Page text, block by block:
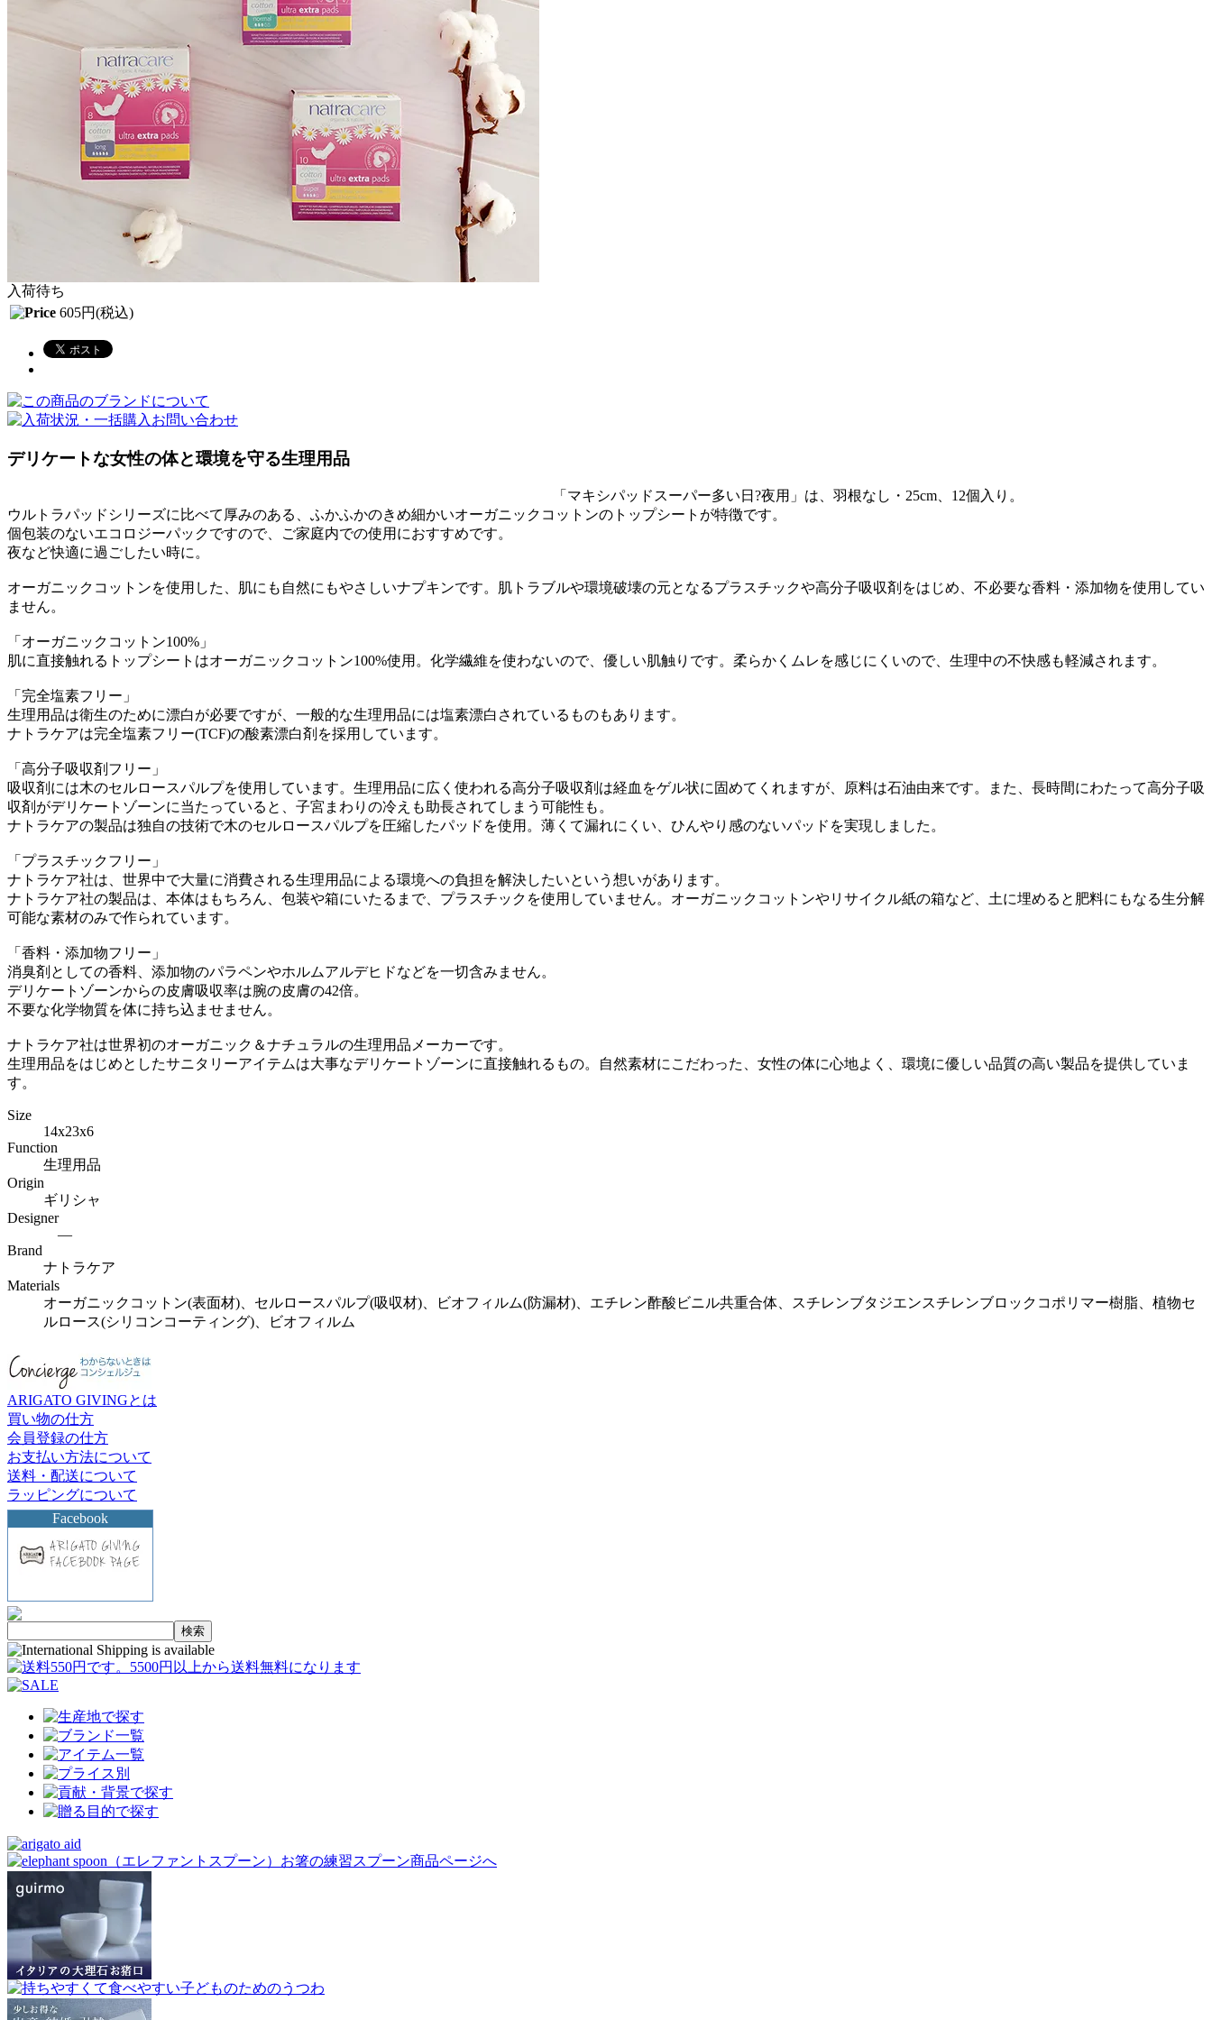
入荷待ち
605円(税込)
デリケートな女性の体と環境を守る生理用品
「マキシパッドスーパー多い日?夜用」は、羽根なし・25cm、12個入り。
ウルトラパッドシリーズに比べて厚みのある、ふかふかのきめ細かいオーガニックコットンのトップシートが特徴です。
個包装のないエコロジーパックですので、ご家庭内での使用におすすめです。
夜など快適に過ごしたい時に。
オーガニックコットンを使用した、肌にも自然にもやさしいナプキンです。肌トラブルや環境破壊の元となるプラスチックや高分子吸収剤をはじめ、不必要な香料・添加物を使用してい
ません。
「オーガニックコットン100%」
肌に直接触れるトップシートはオーガニックコットン100%使用。化学繊維を使わないので、優しい肌触りです。柔らかくムレを感じにくいので、生理中の不快感も軽減されます。
「完全塩素フリー」
生理用品は衛生のために漂白が必要ですが、一般的な生理用品には塩素漂白されているものもあります。
ナトラケアは完全塩素フリー(TCF)の酸素漂白剤を採用しています。
「高分子吸収剤フリー」
吸収剤には木のセルロースパルプを使用しています。生理用品に広く使われる高分子吸収剤は経血をゲル状に固めてくれますが、原料は石油由来です。また、長時間にわたって高分子吸
収剤がデリケートゾーンに当たっていると、子宮まわりの冷えも助長されてしまう可能性も。
ナトラケアの製品は独自の技術で木のセルロースパルプを圧縮したパッドを使用。薄くて漏れにくい、ひんやり感のないパッドを実現しました。
「プラスチックフリー」
ナトラケア社は、世界中で大量に消費される生理用品による環境への負担を解決したいという想いがあります。
ナトラケア社の製品は、本体はもちろん、包装や箱にいたるまで、プラスチックを使用していません。オーガニックコットンやリサイクル紙の箱など、土に埋めると肥料にもなる生分解
可能な素材のみで作られています。
「香料・添加物フリー」
消臭剤としての香料、添加物のパラペンやホルムアルデヒドなどを一切含みません。
デリケートゾーンからの皮膚吸収率は腕の皮膚の42倍。
不要な化学物質を体に持ち込ませません。
ナトラケア社は世界初のオーガニック＆ナチュラルの生理用品メーカーです。
生理用品をはじめとしたサニタリーアイテムは大事なデリケートゾーンに直接触れるもの。自然素材にこだわった、女性の体に心地よく、環境に優しい品質の高い製品を提供していま
す。
Size
14x23x6
Function
生理用品
Origin
ギリシャ
Designer
―
Brand
ナトラケア
Materials
オーガニックコットン(表面材)、セルロースパルプ(吸収材)、ビオフィルム(防漏材)、エチレン酢酸ビニル共重合体、スチレンブタジエンスチレンブロックコポリマー樹脂、植物セ
ルロース(シリコンコーティング)、ビオフィルム
ARIGATO GIVINGとは
買い物の仕方
会員登録の仕方
お支払い方法について
送料・配送について
ラッピングについて
Facebook